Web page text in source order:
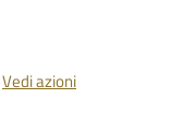
Vedi azioni